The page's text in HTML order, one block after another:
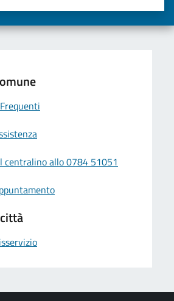
5 stelle su 5
stelle su 5
su 5
5
5
centralino allo 0784 51051